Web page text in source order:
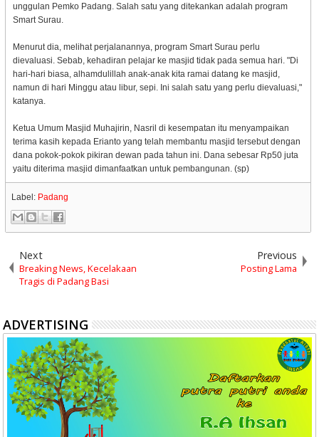
unggulan Pemko Padang. Salah satu yang ditekankan adalah program
Smart Surau.
Menurut dia, melihat perjalanannya, program Smart Surau perlu
dievaluasi. Sebab, kehadiran pelajar ke masjid tidak pada semua hari. "Di
hari-hari biasa, alhamdulillah anak-anak kita ramai datang ke masjid,
namun di hari Minggu atau libur, sepi. Ini salah satu yang perlu dievaluasi,"
katanya.
Ketua Umum Masjid Muhajirin, Nasril di kesempatan itu menyampaikan
terima kasih kepada Erianto yang telah membantu masjid tersebut dengan
dana pokok-pokok pikiran dewan pada tahun ini. Dana sebesar Rp50 juta
yaitu diterima masjid dimanfaatkan untuk pembangunan. (sp)
Label: Padang
Next
Breaking News, Kecelakaan
Tragis di Padang Basi
Previous
Posting Lama
ADVERTISING